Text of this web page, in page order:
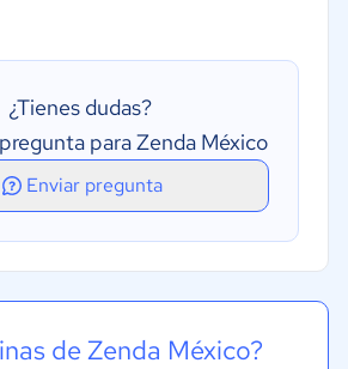
¿Tienes dudas?
para Zenda México
Enviar pregunta
de Zenda México?